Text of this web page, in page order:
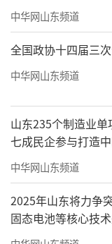
中华网山东频道
全国政协十四届三
中华网山东频道
山东235个制造业
七成民企参与打造
中华网山东频道
2025年山东将力争
固态电池等核心技